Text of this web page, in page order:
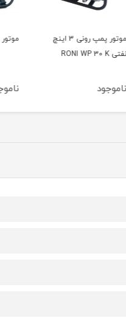
موتور پمپ کاما 4 اینچ
ناموجود
موتور